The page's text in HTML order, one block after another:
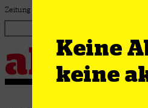
Zum Inhalt springen
Zeitung für linke Debatte & Praxis
Keine
keine